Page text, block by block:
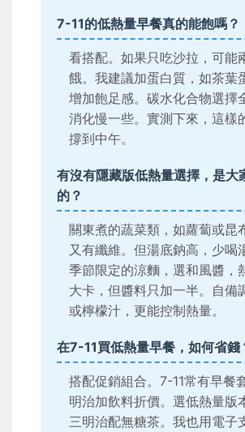
7-11的低熱量早餐真的能飽嗎？
看搭配。如果只吃沙拉，可能
餓。我建議加蛋白質，如茶葉
增加飽足感。碳水化合物選擇
消化慢一些。實測下來，這樣
撐到中午。
有沒有隱藏版低熱量選擇，是大
的？
關東煮的蔬菜類，如蘿蔔或昆
又有纖維。但湯底鈉高，少喝
季節限定的涼麵，選和風醬，
大卡，但醬料只加一半。自備
或檸檬汁，更能控制熱量。
在7-11買低熱量早餐，如何省錢
搭配促銷組合。7-11常有早餐
明治加飲料折價。選低熱量版
三明治配無糖茶。我也用電子